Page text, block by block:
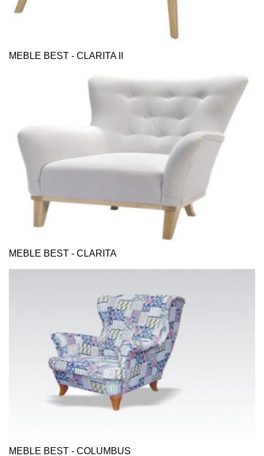
MEBLE BEST - CLARITA II
MEBLE BEST - CLARITA
MEBLE BEST - COLUMBUS